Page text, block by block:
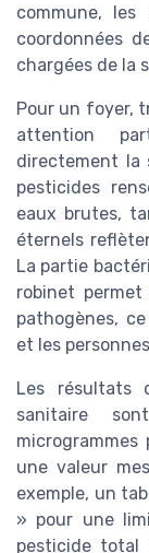
commune,
coordonnées
chargées de la
Pour un foyer,
attention
directement la
pesticides
eaux brutes,
éternels
La partie
robinet
pathogènes,
et les
Les résultats
sanitaire
une valeur
exemple, un
» pour une
pesticide